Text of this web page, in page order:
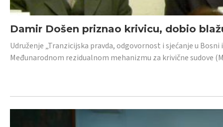
Damir Došen priznao krivicu, dobio
Udruženje „Tranzicijska pravda, odgovornost i sjećanje u
Međunarodnom rezidualnom mehanizmu za krivične sudove